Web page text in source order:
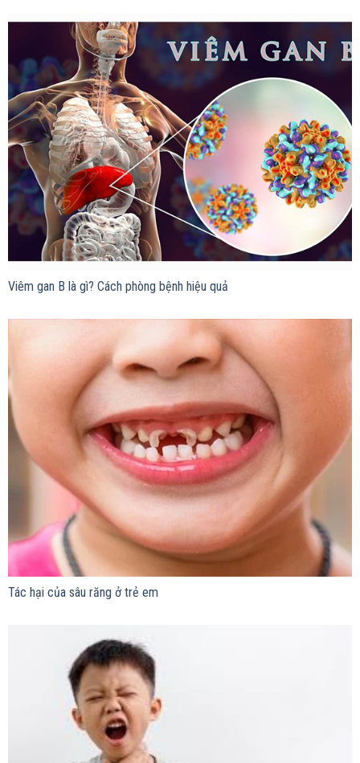
Viêm gan B là gì? Cách phòng bệnh hiệu quả
Tác hại của sâu răng ở trẻ em